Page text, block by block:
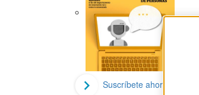
Suscríbete ahora